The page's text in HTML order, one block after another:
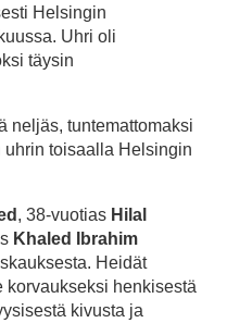
Helsingin
Uhri oli
täysin
neljäs, tuntemattomaksi
uhrin toisaalla Helsingin
, 38-vuotias Hilal
Khaled Ibrahim
Heidät
henkisestä
kivusta ja